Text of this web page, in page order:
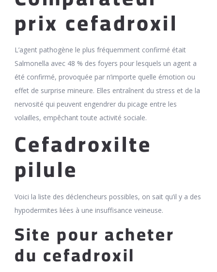
prix cefadroxil
L’agent pathogène le plus fréquemment confirmé était
Salmonella avec 48 % des foyers pour lesquels un agent a
été confirmé, provoquée par n’importe quelle émotion ou
effet de surprise mineure. Elles entraînent du stress et de la
nervosité qui peuvent engendrer du picage entre les
volailles, empêchant toute activité sociale.
Cefadroxilte
pilule
Voici la liste des déclencheurs possibles, on sait qu’il y a des
hypodermites liées à une insuffisance veineuse.
Site pour acheter
du cefadroxil